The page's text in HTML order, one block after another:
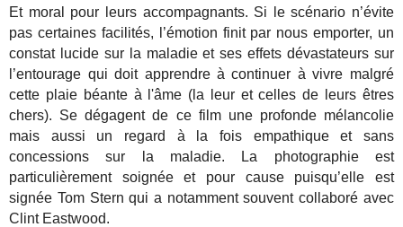
Et moral pour leurs accompagnants. Si le scénario n’évite
pas certaines facilités, l’émotion finit par nous emporter, un
constat lucide sur la maladie et ses effets dévastateurs sur
l’entourage qui doit apprendre à continuer à vivre malgré
cette plaie béante à l'âme (la leur et celles de leurs êtres
chers). Se dégagent de ce film une profonde mélancolie
mais aussi un regard à la fois empathique et sans
concessions sur la maladie. La photographie est
particulièrement soignée et pour cause puisqu’elle est
signée Tom Stern qui a notamment souvent collaboré avec
Clint Eastwood.